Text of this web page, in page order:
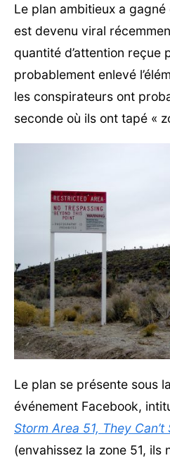
Le plan ambitieux a gagné
est devenu viral
quantité d’attention reçue
probablement enlevé
les conspirateurs ont
seconde où ils ont tapé «
Le plan se présente sous
événement Facebook,
Storm Area 51, They
(envahissez la zone 51, ils